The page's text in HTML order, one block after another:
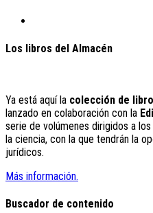
Los libros del Almacén
Ya está aquí la colección de
lanzado en colaboración con la
serie de volúmenes dirigidos a
la ciencia, con la que tendrán la
jurídicos.
Más información.
Buscador de contenido